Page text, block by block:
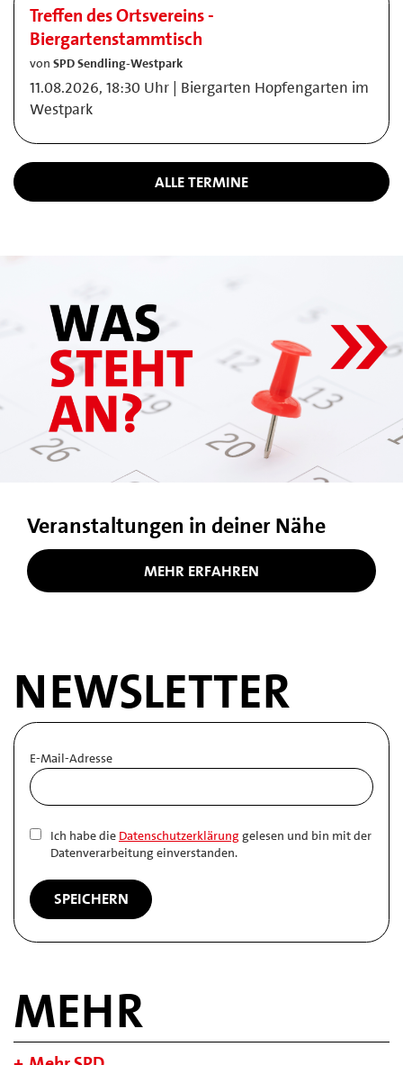
Treffen des Ortsvereins -
Biergartenstammtisch
von SPD Sendling-Westpark
11.08.2026, 18:30 Uhr | Biergarten Hopfengarten im
Westpark
ALLE TERMINE
Veranstaltungen in deiner Nähe
MEHR ERFAHREN
NEWSLETTER
E-Mail-Adresse
Ich habe die Datenschutzerklärung gelesen und bin mit der
Datenverarbeitung einverstanden.
MEHR